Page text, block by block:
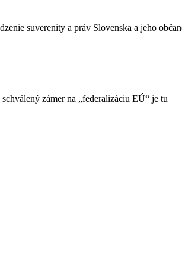
suverenity a práv Slovenska a jeho
zámer na „federalizáciu EÚ“ je tu